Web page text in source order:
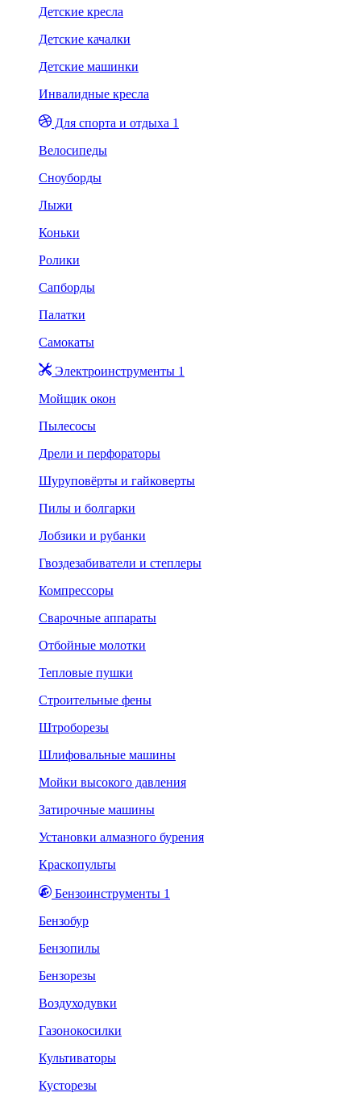
Детские кресла
Детские качалки
Детские машинки
Инвалидные кресла
Для спорта и отдыха 1
Велосипеды
Сноуборды
Лыжи
Коньки
Ролики
Сапборды
Палатки
Самокаты
Электроинструменты 1
Мойщик окон
Пылесосы
Дрели и перфораторы
Шуруповёрты и гайковерты
Пилы и болгарки
Лобзики и рубанки
Гвоздезабиватели и степлеры
Компрессоры
Сварочные аппараты
Отбойные молотки
Тепловые пушки
Строительные фены
Штроборезы
Шлифовальные машины
Мойки высокого давления
Затирочные машины
Установки алмазного бурения
Краскопульты
Бензоинструменты 1
Бензобур
Бензопилы
Бензорезы
Воздуходувки
Газонокосилки
Культиваторы
Кусторезы